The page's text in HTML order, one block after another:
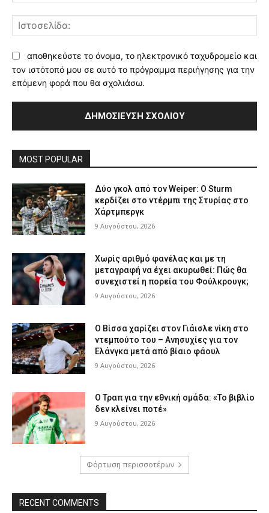
αποθηκεύστε το όνομα, το ηλεκτρονικό ταχυδρομείο και
τον ιστότοπό μου σε αυτό το πρόγραμμα περιήγησης για την
επόμενη φορά που θα σχολιάσω.
MOST POPULAR
Δύο γκολ από τον Weiper: Ο Sturm
κερδίζει στο ντέρμπι της Στυρίας στο
Χάρτμπεργκ
9 Αυγούστου, 2026
Χωρίς αριθμό φανέλας και με τη
μεταγραφή να έχει ακυρωθεί: Πώς θα
συνεχιστεί η πορεία του Φούλκρουγκ;
9 Αυγούστου, 2026
Ο Βίσσα χαρίζει στον Γιάισλε νίκη στο
ντεμπούτο του – Ανησυχίες για τον
Ελάνγκα μετά από βίαιο φάουλ
9 Αυγούστου, 2026
Ο Τραπ για την εθνική ομάδα: «Το βιβλίο
δεν κλείνει ποτέ»
9 Αυγούστου, 2026
Φόρτωση περισσοτέρων
RECENT COMMENTS